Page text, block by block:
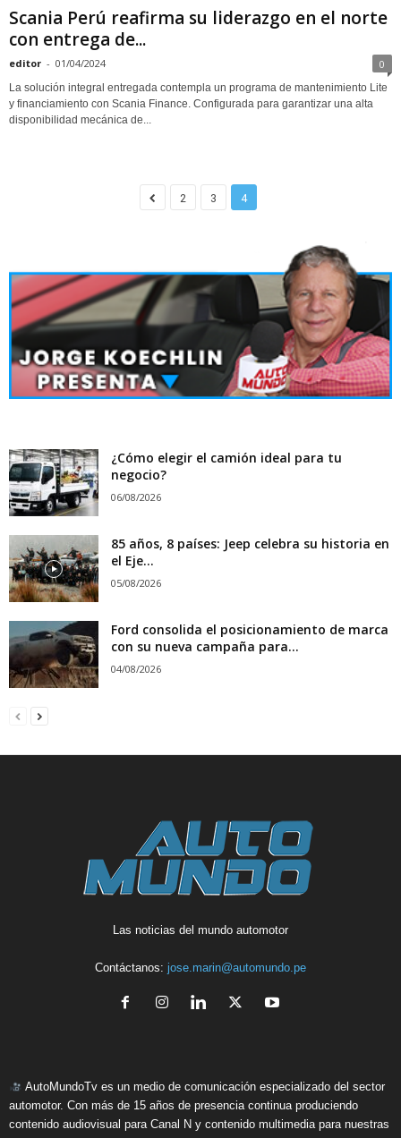
Scania Perú reafirma su liderazgo en el norte
con entrega de...
editor - 01/04/2024 0
La solución integral entregada contempla un programa de mantenimiento Lite
y financiamiento con Scania Finance. Configurada para garantizar una alta
disponibilidad mecánica de...
2 3 4
¿Cómo elegir el camión ideal para tu
negocio?
06/08/2026
85 años, 8 países: Jeep celebra su historia en
el Eje...
05/08/2026
Ford consolida el posicionamiento de marca
con su nueva campaña para...
04/08/2026
Las noticias del mundo automotor
Contáctanos: jose.marin@automundo.pe
AutoMundoTv es un medio de comunicación especializado del sector
automotor. Con más de 15 años de presencia continua produciendo
contenido audiovisual para Canal N y contenido multimedia para nuestras